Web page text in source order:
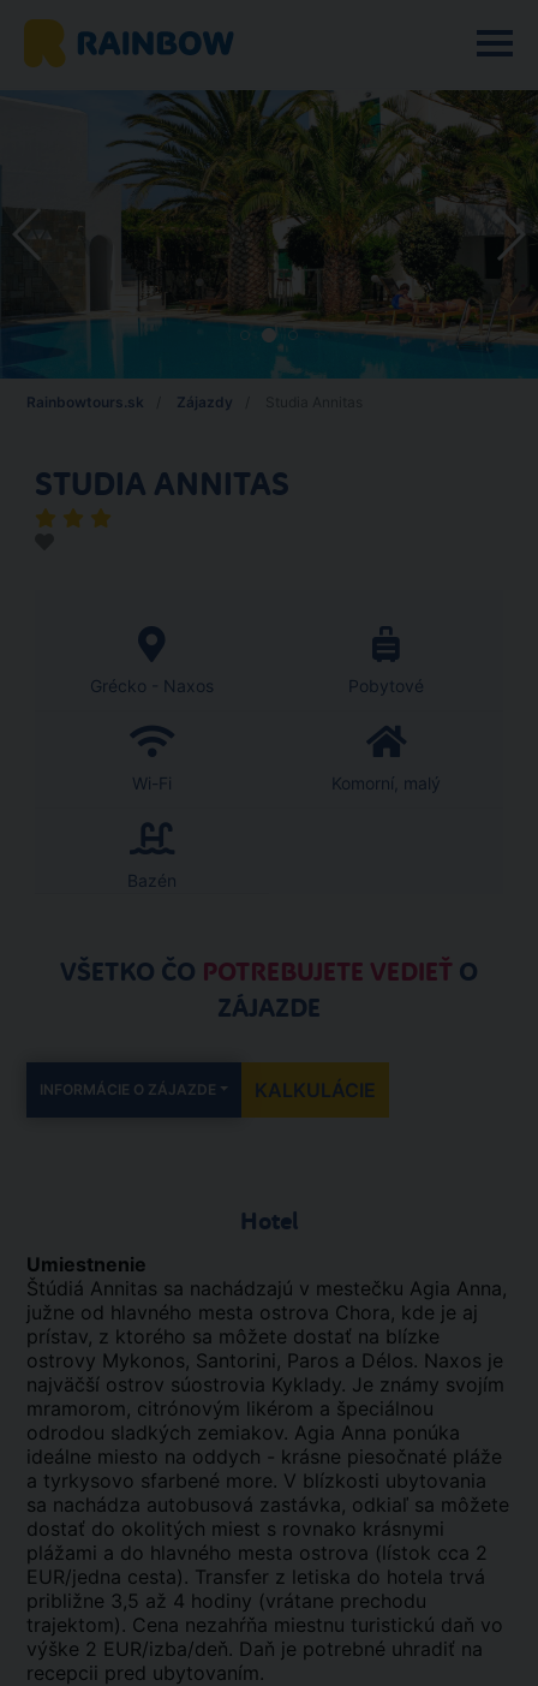
Rainbowtours.sk Zájazdy
STUDIA ANNITAS
Grécko - Naxos Pobytové
Wi-Fi Komorní, malý
Bazén
VŠETKO ČO POTREBUJETE VEDIEŤ O
ZÁJAZDE
INFORMÁCIE O ZÁJAZDE KALKULÁCIE
Hotel
Umiestnenie
Štúdiá Annitas sa nachádzajú v mestečku Agia Anna,
južne od hlavného mesta ostrova Chora, kde je aj
prístav, z ktorého sa môžete dostať na blízke
ostrovy Mykonos, Santorini, Paros a Délos. Naxos je
najväčší ostrov súostrovia Kyklady. Je známy svojím
mramorom, citrónovým likérom a špeciálnou
odrodou sladkých zemiakov. Agia Anna ponúka
ideálne miesto na oddych - krásne piesočnaté pláže
a tyrkysovo sfarbené more. V blízkosti ubytovania
sa nachádza autobusová zastávka, odkiaľ sa môžete
dostať do okolitých miest s rovnako krásnymi
plážami a do hlavného mesta ostrova (lístok cca 2
EUR/jedna cesta). Transfer z letiska do hotela trvá
približne 3,5 až 4 hodiny (vrátane prechodu
trajektom). Cena nezahŕňa miestnu turistickú daň vo
výške 2 EUR/izba/deň. Daň je potrebné uhradiť na
recepcii pred ubytovaním.